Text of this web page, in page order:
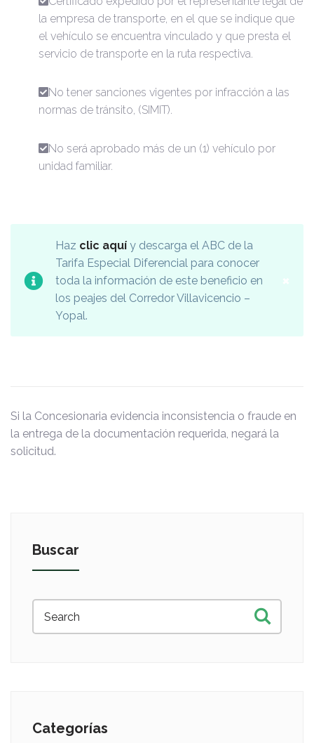
la empresa de transporte, en el que se indique que
el vehículo se encuentra vinculado y que presta el
servicio de transporte en la ruta respectiva.
No tener sanciones vigentes por infracción a las
normas de tránsito, (SIMIT).
No será aprobado más de un (1) vehículo por
unidad familiar.
Haz clic aquí y descarga el ABC de la
Tarifa Especial Diferencial para conocer
toda la información de este beneficio en
los peajes del Corredor Villavicencio –
Yopal.
×
Si la Concesionaria evidencia inconsistencia o fraude en
la entrega de la documentación requerida, negará la
solicitud.
Buscar
Categorías